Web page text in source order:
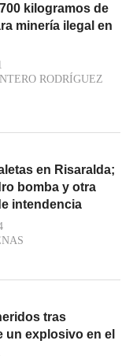
kilogramos de
minería ilegal en
RODRÍGUEZ
en Risaralda;
bomba y otra
intendencia
tras
un explosivo en el